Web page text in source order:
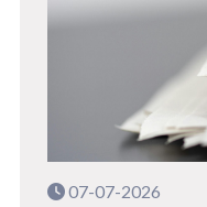
07-07-2026